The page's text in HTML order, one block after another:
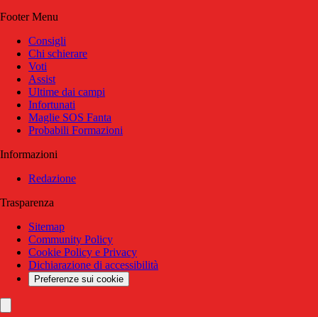
Footer Menu
Consigli
Chi schierare
Voti
Assist
Ultime dai campi
Infortunati
Maglie SOS Fanta
Probabili Formazioni
Informazioni
Redazione
Trasparenza
Sitemap
Community Policy
Cookie Policy e Privacy
Dichiarazione di accessibilità
Preferenze sui cookie